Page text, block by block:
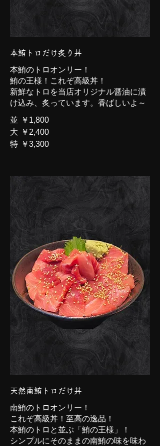
本鮪トロだけ炙り丼
本鮪のトロオンリー！
鮪の王様！これぞ高級丼！
新鮮なトロを当店オリジナル醤油に漬
け込み、炙っています。香ばしいよ～
並
￥1,800
大
￥2,400
特 ￥3,300
天然南鮪トロだけ丼
南鮪のトロオンリー！
これぞ高級丼！至高の逸品！
本鮪のトロと並ぶ「鮪の王様」！
シンプルにそのままの南鮪の味を味わ